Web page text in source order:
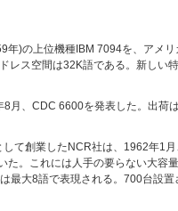
年)の上位機種IBM 7094を、ア
レス空間は32K語である。新しい
、CDC 6600を発表した。出荷は
て創業したNCR社は、1962年1
た。これには人手の要らない大
最大8語で表現される。700台設